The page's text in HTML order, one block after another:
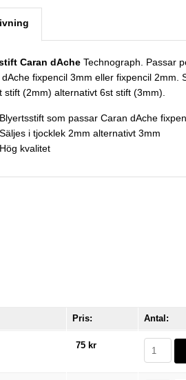
Caran dAche Technograph. Passar
fixpencil 3mm eller fixpencil 2mm.
stift (2mm) alternativt 6st stift (3mm).
Blyertsstift som passar Caran dAche
Säljes i tjocklek 2mm alternativt 3mm
Hög kvalitet
Pris: Antal:
75 kr